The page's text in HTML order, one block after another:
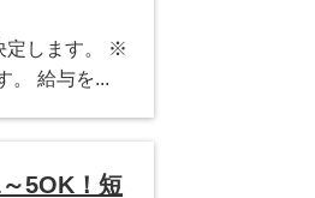
します。 ※
。 給与を...
5OK！短